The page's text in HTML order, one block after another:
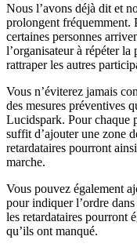
Nous l’avons déjà dit et
prolongent fréquemment.
certaines personnes
l’organisateur à répéter
rattraper les autres
Vous n’éviterez jamais
des mesures préventives
Lucidspark. Pour chaque
suffit d’ajouter une zone
retardataires pourront
marche.
Vous pouvez également
pour indiquer l’ordre
les retardataires pourront
qu’ils ont manqué.